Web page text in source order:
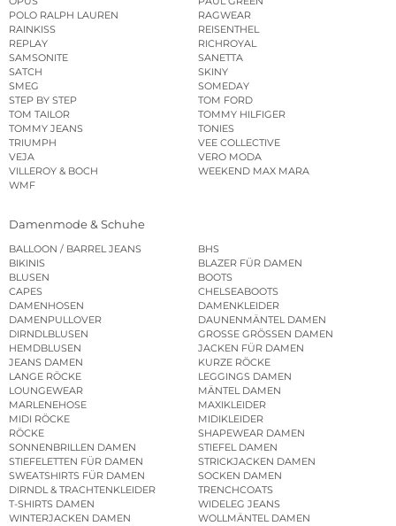
POLO RALPH LAUREN
RAGWEAR
RAINKISS
REISENTHEL
REPLAY
RICHROYAL
SAMSONITE
SANETTA
SATCH
SKINY
SMEG
SOMEDAY
STEP BY STEP
TOM FORD
TOM TAILOR
TOMMY HILFIGER
TOMMY JEANS
TONIES
TRIUMPH
VEE COLLECTIVE
VEJA
VERO MODA
VILLEROY & BOCH
WEEKEND MAX MARA
WMF
Damenmode & Schuhe
BALLOON / BARREL JEANS
BHS
BIKINIS
BLAZER FÜR DAMEN
BLUSEN
BOOTS
CAPES
CHELSEABOOTS
DAMENHOSEN
DAMENKLEIDER
DAMENPULLOVER
DAUNENMÄNTEL DAMEN
DIRNDLBLUSEN
GROSSE GRÖSSEN DAMEN
HEMDBLUSEN
JACKEN FÜR DAMEN
JEANS DAMEN
KURZE RÖCKE
LANGE RÖCKE
LEGGINGS DAMEN
LOUNGEWEAR
MÄNTEL DAMEN
MARLENEHOSE
MAXIKLEIDER
MIDI RÖCKE
MIDIKLEIDER
RÖCKE
SHAPEWEAR DAMEN
SONNENBRILLEN DAMEN
STIEFEL DAMEN
STIEFELETTEN FÜR DAMEN
STRICKJACKEN DAMEN
SWEATSHIRTS FÜR DAMEN
SOCKEN DAMEN
DIRNDL & TRACHTENKLEIDER
TRENCHCOATS
T-SHIRTS DAMEN
WIDELEG JEANS
WINTERJACKEN DAMEN
WOLLMÄNTEL DAMEN